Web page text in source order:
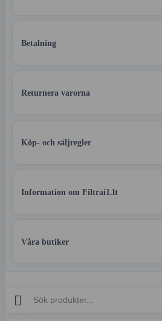
Betalning
Returnera varorna
Köp- och säljregler
Information om Filtrai1.lt
Våra butiker
